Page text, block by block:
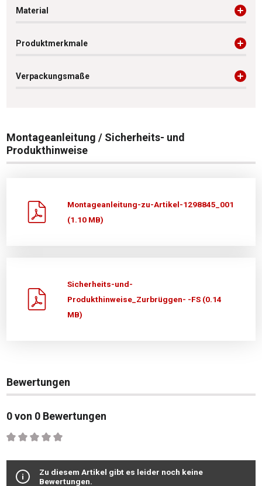
Material
Produktmerkmale
Verpackungsmaße
Montageanleitung / Sicherheits- und
Produkthinweise
Montageanleitung-zu-Artikel-1298845_001
(1.10 MB)
Sicherheits-und-
Produkthinweise_Zurbrüggen- -FS (0.14
MB)
Bewertungen
0 von 0 Bewertungen
Durchschnittliche Bewertung von 0 von 5 Sternen
Zu diesem Artikel gibt es leider noch keine
Bewertungen.